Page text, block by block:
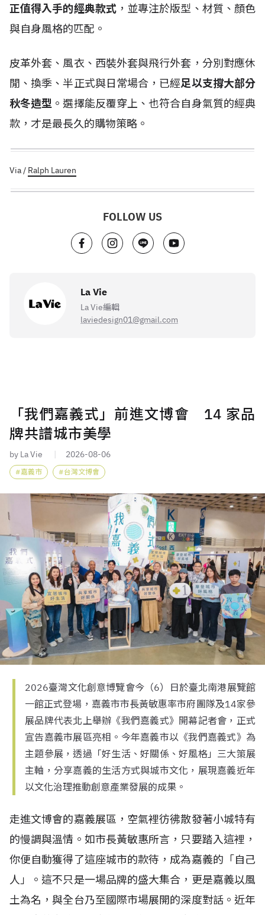
正值得入手的經典款式，並專注於版型、材質、顏色
與自身風格的匹配。
皮革外套、風衣、西裝外套與飛行外套，分別對應休
閒、換季、半正式與日常場合，已經足以支撐大部分
秋冬造型 。選擇能反覆穿上、也符合自身氣質的經典
款，才是最長久的購物策略。
Via / Ralph Lauren
FOLLOW US
La Vie
La Vie編輯
laviedesign01@gmail.com
「我們嘉義式」前進文博會 14 家品
牌共譜城市美學
by La Vie 2026-08-06
嘉義市 台灣文博會
2026臺灣文化創意博覽會今（6）日於臺北南港展覽館
一館正式登場，嘉義市市長黃敏惠率市府團隊及14家參
展品牌代表北上舉辦《我們嘉義式》開幕記者會，正式
宣告嘉義市展區亮相。今年嘉義市以《我們嘉義式》為
主題參展，透過「好生活、好關係、好風格」三大策展
主軸，分享嘉義的生活方式與城市文化，展現嘉義近年
以文化治理推動創意產業發展的成果。
走進文博會的嘉義展區，空氣裡彷彿散發著小城特有
的慢調與溫情。如市長黃敏惠所言，只要踏入這裡，
你便自動獲得了這座城市的款待，成為嘉義的「自己
人」。這不只是一場品牌的盛大集合，更是嘉義以風
土為名，與全台乃至國際市場展開的深度對話。近年